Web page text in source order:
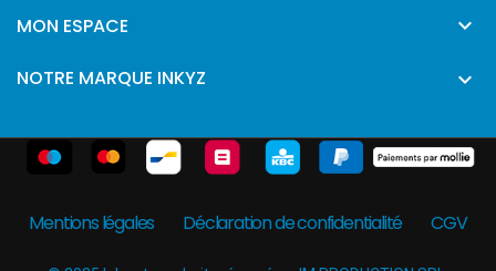
MON ESPACE 
NOTRE MARQUE INKYZ 
Mentions légales Déclaration de confidentialité CGV